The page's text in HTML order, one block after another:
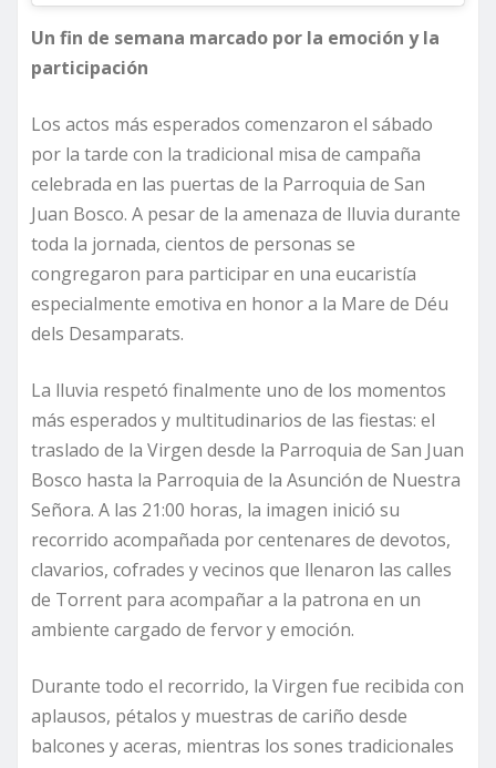
Un fin de semana marcado por la emoción y la
participación
Los actos más esperados comenzaron el sábado
por la tarde con la tradicional misa de campaña
celebrada en las puertas de la Parroquia de San
Juan Bosco. A pesar de la amenaza de lluvia durante
toda la jornada, cientos de personas se
congregaron para participar en una eucaristía
especialmente emotiva en honor a la Mare de Déu
dels Desamparats.
La lluvia respetó finalmente uno de los momentos
más esperados y multitudinarios de las fiestas: el
traslado de la Virgen desde la Parroquia de San Juan
Bosco hasta la Parroquia de la Asunción de Nuestra
Señora. A las 21:00 horas, la imagen inició su
recorrido acompañada por centenares de devotos,
clavarios, cofrades y vecinos que llenaron las calles
de Torrent para acompañar a la patrona en un
ambiente cargado de fervor y emoción.
Durante todo el recorrido, la Virgen fue recibida con
aplausos, pétalos y muestras de cariño desde
balcones y aceras, mientras los sones tradicionales